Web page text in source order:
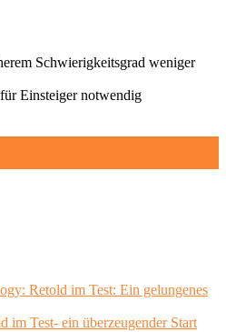
Schwierigkeitsgrad weniger
Einsteiger notwendig
Retold im Test: Ein gelungenes
im Test- ein überzeugender Start